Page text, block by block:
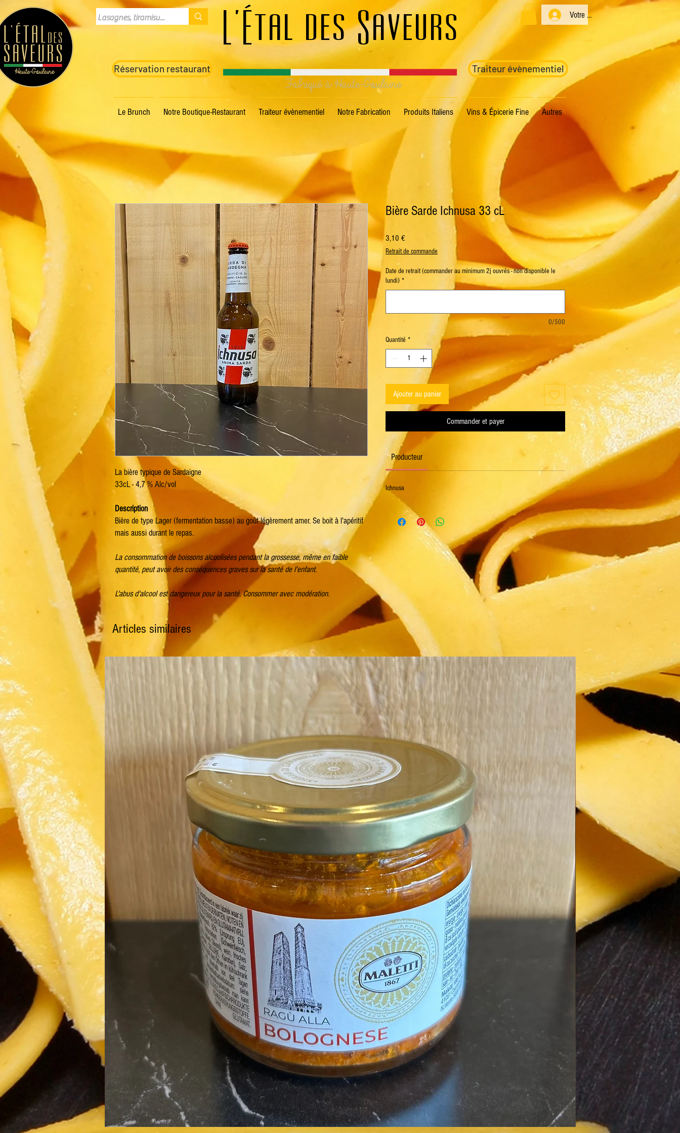
L'Étal des Saveurs Votre compte
Fabriqué à Haute-Goulaine
Réservation restaurant Traiteur évènementiel
Le Brunch Notre Boutique-Restaurant Traiteur évènementiel Notre Fabrication Produits Italiens Vins & Épicerie Fine Autres
La bière typique de Sardaigne
33cL - 4,7 % Alc/vol
Description
Bière de type Lager (fermentation basse) au goût légèrement amer. Se boit à l'apéritif
mais aussi durant le repas.
La consommation de boissons alcoolisées pendant la grossesse, même en faible
quantité, peut avoir des conséquences graves sur la santé de l'enfant.
L'abus d'alcool est dangereux pour la santé. Consommer avec modération.
Bière Sarde Ichnusa 33 cL
3,10 €Prix
Retrait de commande
Date de retrait (commander au minimum 2j ouvrés - non disponible le
lundi) *
0/500
Quantité *
Ajouter au panier
Commander et payer
Producteur
Ichnusa
Articles similaires